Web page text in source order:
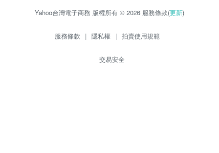
Yahoo台灣電子商務 版權所有 © 2026 服務條款(更新)
服務條款 | 隱私權 | 拍賣使用規範
交易安全